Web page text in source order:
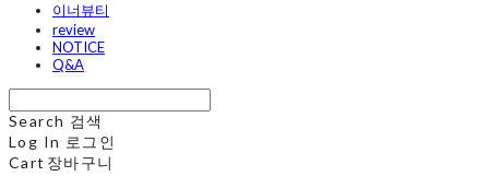
이너뷰티
review
NOTICE
Q&A
Search 검색
Log In 로그인
Cart 장바구니